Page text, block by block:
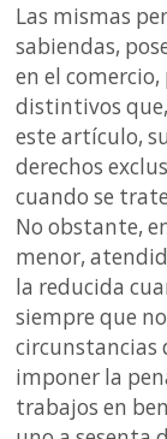
Las mismas
sabiendas,
en el
distintivos
este artículo,
derechos
cuando se
No obstante,
menor,
la reducida
siempre que
circunstancias
imponer la
trabajos en